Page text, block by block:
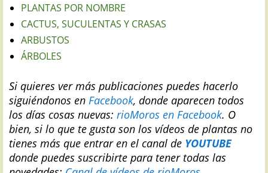
PLANTAS POR NOMBRE
CACTUS, SUCULENTAS Y CRASAS
ARBUSTOS
ÁRBOLES
Si quieres ver más publicaciones puedes hacerlo
siguiéndonos en Facebook, donde aparecen todos
los días cosas nuevas: rioMoros en Facebook. O
bien, si lo que te gusta son los vídeos de plantas no
tienes más que entrar en el canal de YOUTUBE
donde puedes suscribirte para tener todas las